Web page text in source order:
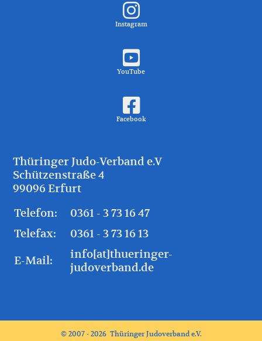
Instagram
YouTube
Facebook
Thüringer Judo-Verband e.V
Schützenstraße 4
99096 Erfurt
Telefon:
0361 - 3 73 16 47
Telefax:
0361 - 3 73 16 13
E-Mail:
info[at]thueringer-
judoverband.de
© 2007 - 2026 Thüringer Judoverband e.V.